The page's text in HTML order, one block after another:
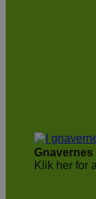
Gnavernes
Klik her for